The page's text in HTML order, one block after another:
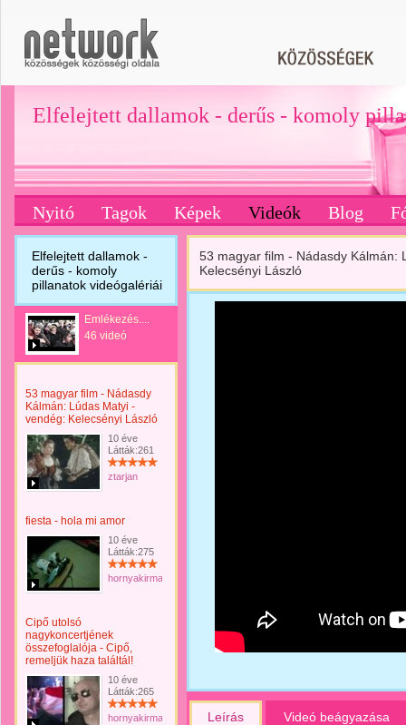
Elfelejtett dallamok - derűs - komoly
Nyitó Tagok Képek Videók Blog
Elfelejtett dallamok -
derűs - komoly
pillanatok videógalériái
Emlékezés....
46 videó
53 magyar film - Nádasdy
Kálmán: Lúdas Matyi -
vendég: Kelecsényi László
10 éve
Látták:261
ztarjan
fiesta - hola mi amor
10 éve
Látták:275
hornyakirma
Cipő utolsó
nagykoncertjének
összefoglalója - Cipő,
remeljük haza találtál!
10 éve
Látták:265
hornyakirma
53 magyar film - Nádasdy Kálmán:
Kelecsényi László
Leírás Videó beágyazása